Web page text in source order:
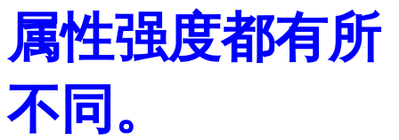
属性强度都有所
不同。